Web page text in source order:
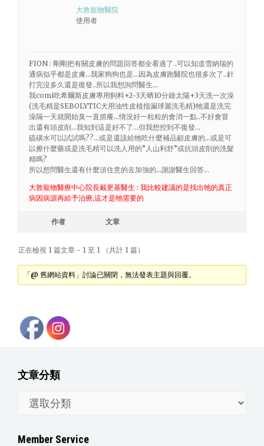
大敦寵物醫院
使用者
FION : 剛剛把有關皮膚的問題回答都全看過了..可以知道雪納瑞的
通病似乎都是皮膚…我家狗狗也是…因為皮膚跑醫院也很多次了..針
打完沒多久還是復發..所以我想詢問醫生…
我comi吃希爾斯皮膚專用飼料+2-3天晒10分鐘太陽+3天洗一次澡
(洗毛精是SEBOLYTIC犬用油性皮植指漏球麗洗毛精)牠還是洗完
澡隔一天就開始臭一直抓癢…情況好一粒粒的會消一點..不好會冒
出還有頭皮削…我知到這是好不了…但我想控到不復發…
硫磺水可以試試嗎??…或是還該給牠吃什麼補品顧皮膚的…或是可
以擦什麼藥或是洗毛精可以洗人用的”人山利舒”或抗頭皮削的洗髮
精嗎?
所以想問醫生還有什麼須住意的去加強的…謝謝醫生回答…
大敦寵物醫療中心院長戴更基醫生 : 我比較建議的是找出牠的真正
病因病源再給予治療,這才是牠需要的
作者 文章
正在檢視 1 篇文章 - 1 至 1 （共計 1 篇）
「@ 舊網站資料」討論已關閉，無法發表主題與回覆。
文章分類
分
Member Service